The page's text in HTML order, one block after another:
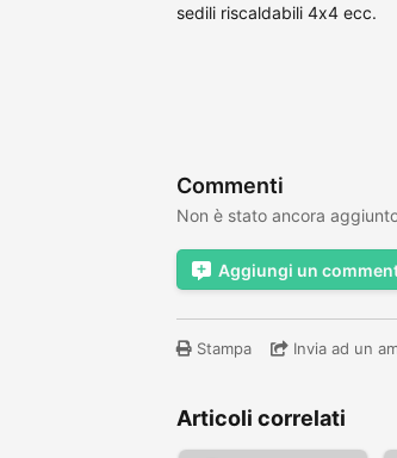
sedili riscaldabili 4x4 ecc.
Commenti
Non è stato ancora
Aggiungi un
Stampa Invia ad un
Articoli correlati